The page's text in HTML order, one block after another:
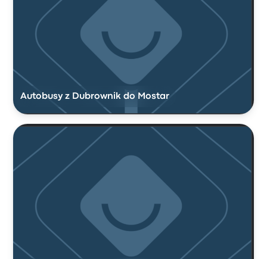
Autobusy z Dubrownik do Mostar